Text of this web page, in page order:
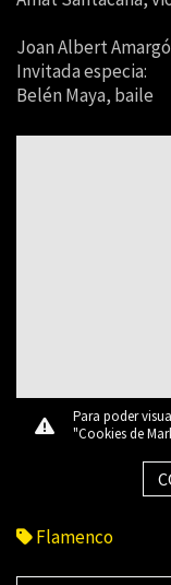
Joan Albert
Invitada especia:
Belén Maya, baile
Para poder
"Cookies de
Flamenco